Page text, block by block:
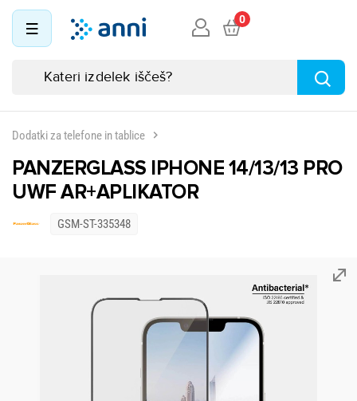
0
Dodatki za telefone in tablice
PANZERGLASS IPHONE 14/13/13 PRO
UWF AR+APLIKATOR
GSM-ST-335348